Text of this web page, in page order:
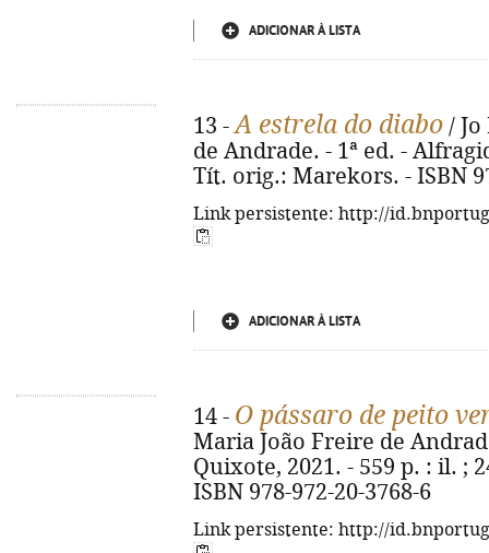
ADICIONAR À LISTA
13 -A estrela do diabo /
de Andrade. - 1ª ed. -
Tít. orig.: Marekors. - ISBN
Link persistente: http://
ADICIONAR À LISTA
14 - O pássaro de peito
Maria João Freire de
Quixote, 2021. - 559 p. : il. ;
ISBN 978-972-20-3768-6
Link persistente: http://